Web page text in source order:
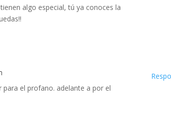
algo especial, tú ya conoces la
para el profano. adelante a por el